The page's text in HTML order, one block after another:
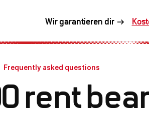
Frequently asked questions
rent
Wir garantieren dir